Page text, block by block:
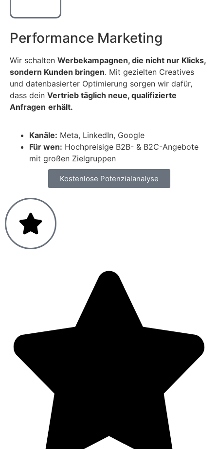
Performance Marketing
Wir schalten Werbekampagnen, die nicht nur Klicks,
sondern Kunden bringen. Mit gezielten Creatives
und datenbasierter Optimierung sorgen wir dafür,
dass dein Vertrieb täglich neue, qualifizierte
Anfragen erhält.
Kanäle: Meta, LinkedIn, Google
Für wen: Hochpreisige B2B- & B2C-Angebote
mit großen Zielgruppen
Kostenlose Potenzialanalyse